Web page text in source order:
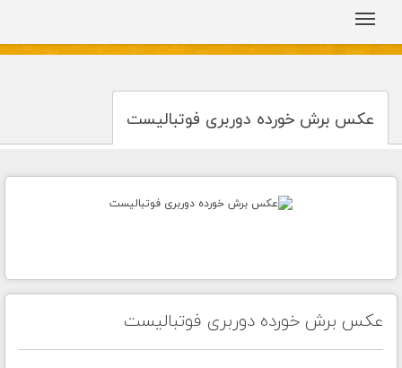
عکس برش خورده دوربری فوتبالیست
عکس برش خورده دوربری فوتبالیست